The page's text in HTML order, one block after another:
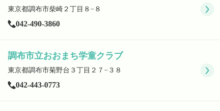
東京都調布市柴崎２丁目８−８
042-490-3860
調布市立おおまち学童クラブ
東京都調布市菊野台３丁目２７−３８
042-443-0773